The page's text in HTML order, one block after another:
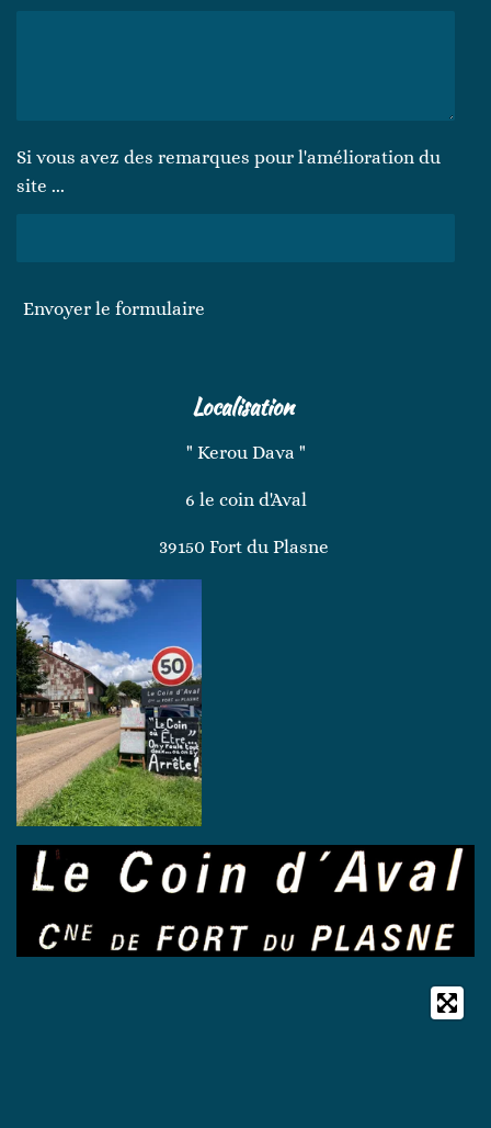
Si vous avez des remarques pour l'amélioration du
site ...
Envoyer le formulaire
Localisation
" Kerou Dava "
6 le coin d'Aval
39150 Fort du Plasne